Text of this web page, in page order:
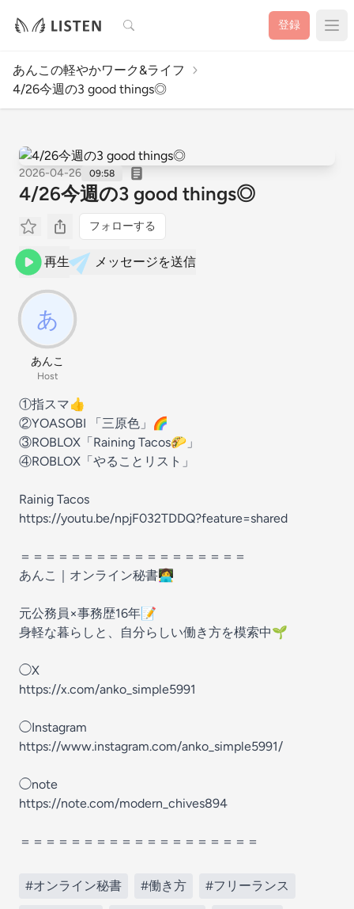
検索 登録
あんこの軽やかワーク&ライフ
4/26今週の3 good things◎
2026-04-26 09:58
4/26今週の3 good things◎
フォローする
再生 メッセージを送信
あんこ
Host
①指スマ👍
②YOASOBI 「三原色」🌈
③ROBLOX「Raining Tacos🌮」
④ROBLOX「やることリスト」
Rainig Tacos
https://youtu.be/npjF032TDDQ?feature=shared
＝＝＝＝＝＝＝＝＝＝＝＝＝＝＝＝＝＝
あんこ｜オンライン秘書👩‍💻
元公務員×事務歴16年📝
身軽な暮らしと、自分らしい働き方を模索中🌱
◯X
https://x.com/anko_simple5991
◯Instagram
https://www.instagram.com/anko_simple5991/
◯note
https://note.com/modern_chives894
＝＝＝＝＝＝＝＝＝＝＝＝＝＝＝＝＝＝＝
#オンライン秘書 #働き方 #フリーランス